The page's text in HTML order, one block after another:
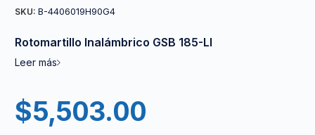
SKU: B-4406019H90G4
Rotomartillo Inalámbrico GSB 185-LI
Leer más
$5,503.00